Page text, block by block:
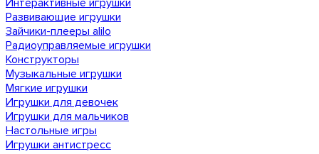
Интерактивные игрушки
Развивающие игрушки
Зайчики-плееры alilo
Радиоуправляемые игрушки
Конструкторы
Музыкальные игрушки
Мягкие игрушки
Игрушки для девочек
Игрушки для мальчиков
Настольные игры
Игрушки антистресс